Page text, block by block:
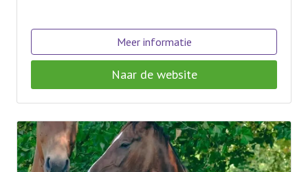
Meer informatie
Naar de website